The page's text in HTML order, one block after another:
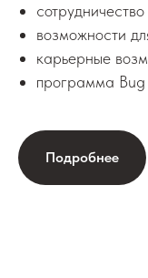
возможности
карьерные
программа
Подробнее